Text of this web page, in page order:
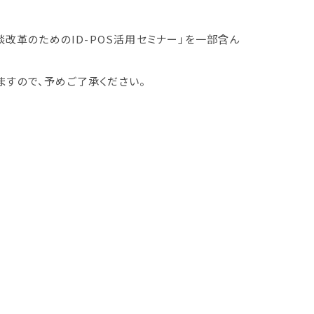
革のためのID-POS活用セミナー」を一部含ん
ので、予めご了承ください。